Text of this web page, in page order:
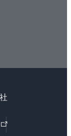
外
部